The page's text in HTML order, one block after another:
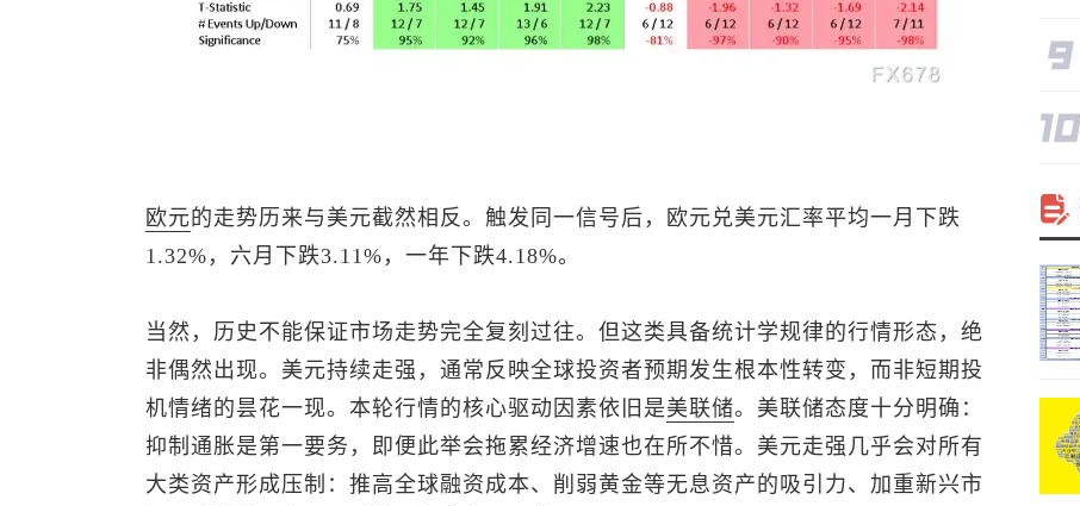
欧元的走势历来与美元截然相反。触发同一信号后， 欧元兑美元汇率平均一月下跌
1.32%，六月下跌3.11%，一年下跌4.18%。
当然，历史不能保证市场走势完全复刻过往。但这类具备统计学规律的行情形态，绝
非偶然出现。美元持续走强，通常反映全球投资者预期发生根本性转变，而非短期投
机情绪的昙花一现。本轮行情的核心驱动因素依旧是美联储。美联储态度十分明确：
抑制通胀是第一要务，即便此举会拖累经济增速也在所不惜。美元走强几乎会对所有
大类资产形成压制：推高全球融资成本、削弱黄金等无息资产的吸引力、加重新兴市